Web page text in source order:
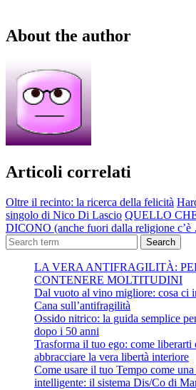
About the author
Articoli correlati
Oltre il recinto: la ricerca della felicità
singolo di Nico Di Lascio QUELLO
DICONO (anche fuori dalla religione
Search
LA VERA ANTIFRAGILITÀ:
CONTENERE MOLTITUDINI
Dal vuoto al vino migliore: cosa ci
Cana sull’antifragilità
Ossido nitrico: la guida semplice
dopo i 50 anni
Trasforma il tuo ego: come liberarti
abbracciare la vera libertà interiore
Come usare il tuo Tempo come
intelligente: il sistema Dis/Co di